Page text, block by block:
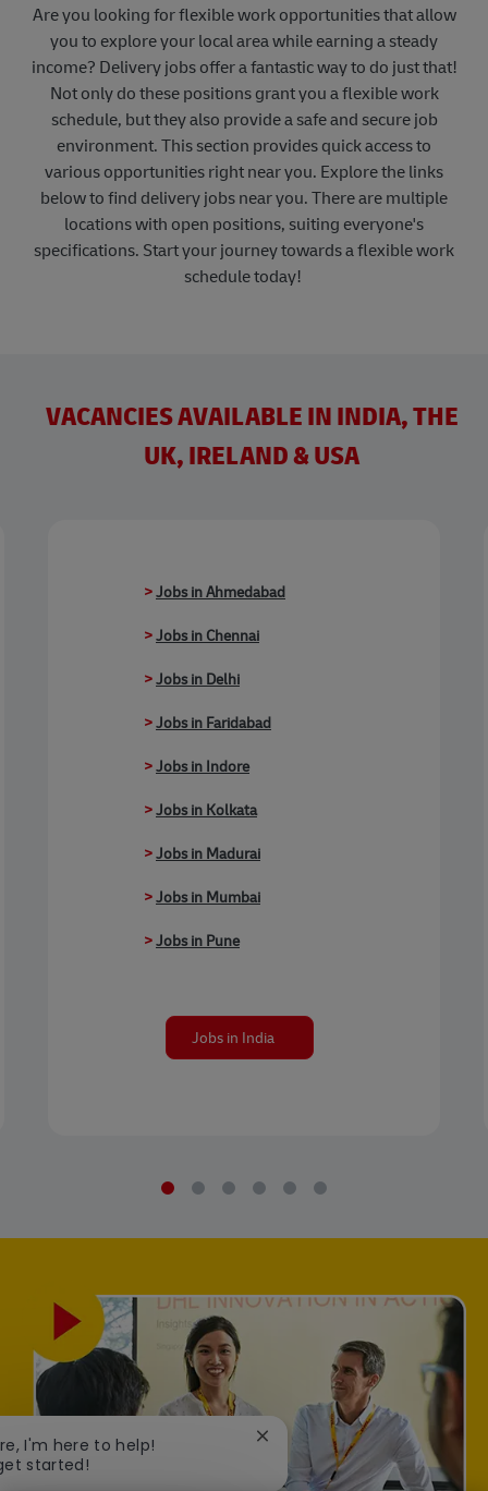
Are you looking for flexible work opportunities that allow
you to explore your local area while earning a steady
income? Delivery jobs offer a fantastic way to do just that!
Not only do these positions grant you a flexible work
schedule, but they also provide a safe and secure job
environment. This section provides quick access to
various opportunities right near you. Explore the links
below to find delivery jobs near you. There are multiple
locations with open positions, suiting everyone's
specifications. Start your journey towards a flexible work
schedule today!
VACANCIES AVAILABLE IN INDIA, THE
UK, IRELAND & USA
>Jobs in Ahmedabad
>Jobs in Chennai
>Jobs in Delhi
>Jobs in Faridabad
>Jobs in Indore
>Jobs in Kolkata
>Jobs in Madurai
>Jobs in Mumbai
>Jobs in Pune
Jobs in India
I'm here to help!
started!
Close chatbot notification